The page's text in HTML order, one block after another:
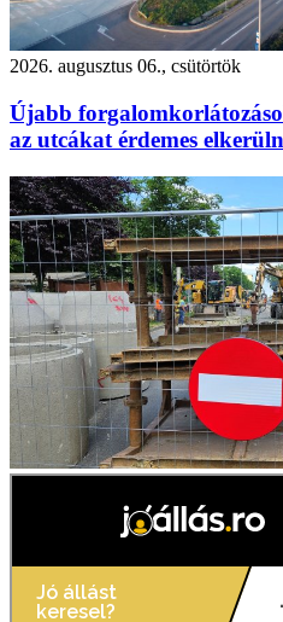
2026. augusztus 06., csütörtök
Újabb
az utcákat érdemes